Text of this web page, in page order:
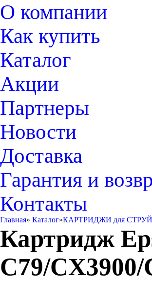
О компании
Как купить
Каталог
Акции
Партнеры
Новости
Доставка
Гарантия и
Контакты
Главная» Каталог»КАРТРИДЖИ для
Картридж
C79/